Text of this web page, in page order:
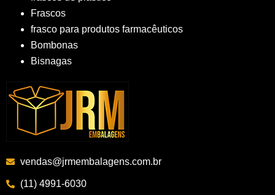
Frascos
frasco para produtos farmacêuticos
Bombonas
Bisnagas
vendas@jrmembalagens.com.br
(11) 4991-6030